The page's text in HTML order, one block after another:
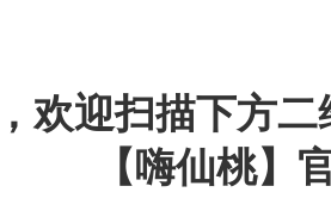
欢迎扫描下方
【嗨仙桃】